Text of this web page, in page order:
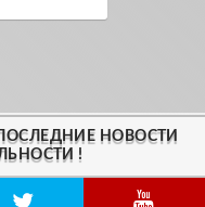
НОВОСТИ
!